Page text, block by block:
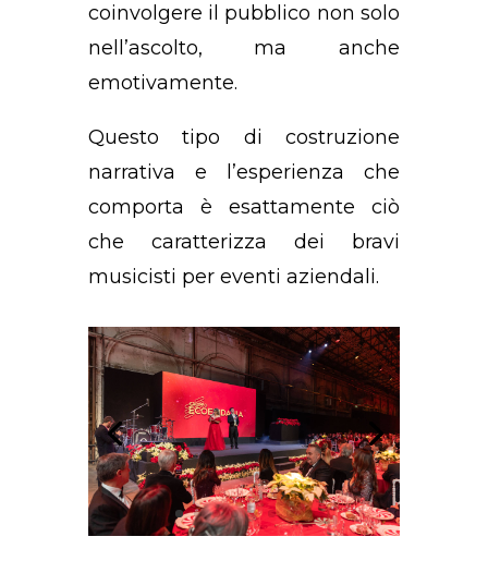
coinvolgere il pubblico non solo
nell’ascolto, ma anche
emotivamente.
Questo tipo di costruzione
narrativa e l’esperienza che
comporta è esattamente ciò
che caratterizza dei bravi
musicisti per eventi aziendali.